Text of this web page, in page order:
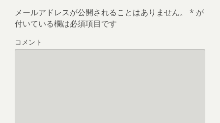
メールアドレスが公開されることはありません。 * が
付いている欄は必須項目です
コメント